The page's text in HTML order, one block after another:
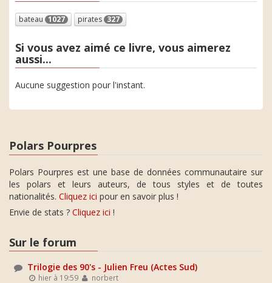
bateau 1027 pirates 327
Si vous avez aimé ce livre, vous aimerez
aussi...
Aucune suggestion pour l'instant.
Polars Pourpres
Polars Pourpres est une base de données communautaire sur
les polars et leurs auteurs, de tous styles et de toutes
nationalités. Cliquez ici pour en savoir plus !
Envie de stats ? Cliquez ici !
Sur le forum
Trilogie des 90's - Julien Freu (Actes Sud)
hier à 19:59 norbert